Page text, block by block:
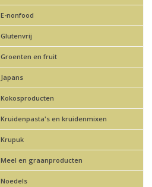
E-nonfood
Glutenvrij
Groenten en fruit
Japans
Kokosproducten
Kruidenpasta's en kruidenmixen
Krupuk
Meel en graanproducten
Noedels